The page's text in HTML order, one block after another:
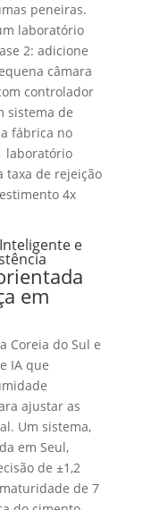
peneiras.
laboratório
2: adicione
câmara
controlador
sistema de
fábrica no
laboratório
taxa de rejeição
4x
e
em
Coreia do Sul e
IA que
ajustar as
Um sistema,
em Seul,
de ±1,2
de 7